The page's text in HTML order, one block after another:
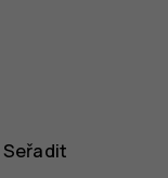
Seřadit